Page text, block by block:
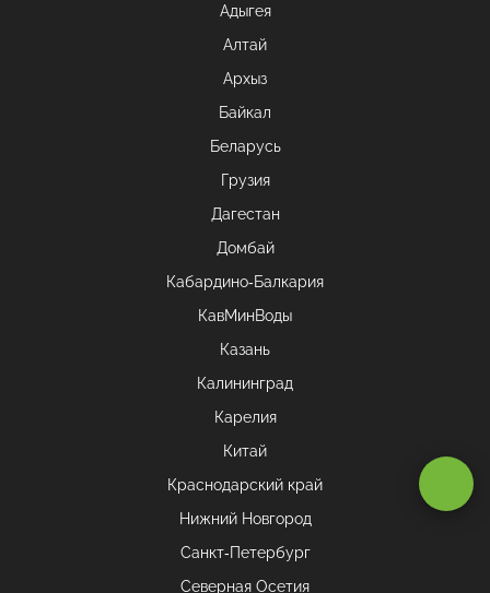
Адыгея
Алтай
Архыз
Байкал
Беларусь
Грузия
Дагестан
Домбай
Кабардино-Балкария
КавМинВоды
Казань
Калининград
Карелия
Китай
Краснодарский край
Нижний Новгород
Санкт-Петербург
Северная Осетия
Принимаю